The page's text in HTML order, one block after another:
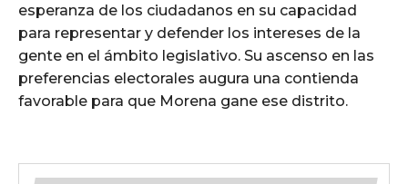
esperanza de los ciudadanos en su capacidad
para representar y defender los intereses de la
gente en el ámbito legislativo. Su ascenso en las
preferencias electorales augura una contienda
favorable para que Morena gane ese distrito.